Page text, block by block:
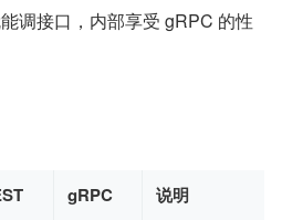
调接口，内部享受 gRPC 的性
gRPC 说明